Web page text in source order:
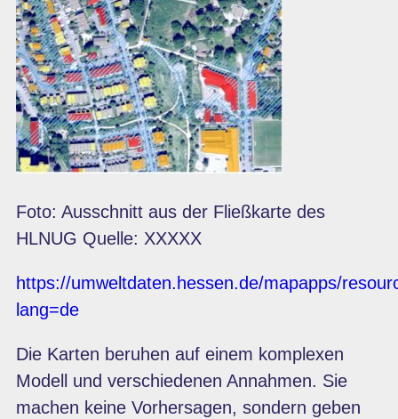
Foto: Ausschnitt aus der Fließkarte des
HLNUG Quelle: XXXXX
https://umweltdaten.hessen.de/mapapps/
lang=de
Die Karten beruhen auf einem komplexen
Modell und verschiedenen Annahmen. Sie
machen keine Vorhersagen, sondern geben